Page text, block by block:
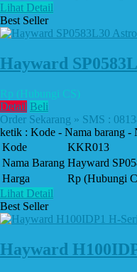
Lihat Detail
Best Seller
Hayward
Rp (Hubungi CS)
Detail Beli
Order Sekarang » SMS :
ketik : Kode - Nama barang -
Kode
KKR013
Nama Barang Hayward
Harga
Rp (Hubungi
Lihat Detail
Best Seller
Hayward